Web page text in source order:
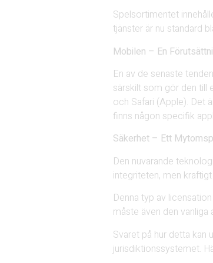
Spelsortimentet
tjänster är nu standard
Mobilen – En
En av de senaste
särskilt som gör den till
och Safari (Apple). Det
finns någon specifik
Säkerhet – Ett
Den nuvarande
integriteten, men
Denna typ av
måste även den vanliga
Svaret på hur detta kan
jurisdiktionssystemet.